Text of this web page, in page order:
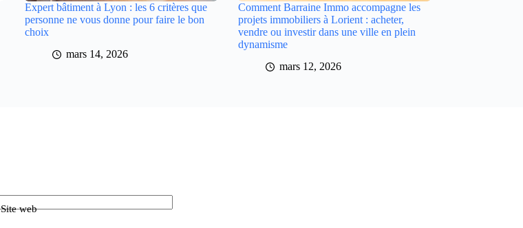
Expert bâtiment à Lyon : les 6 critères que
personne ne vous donne pour faire le bon
choix
mars 14, 2026
Comment Barraine Immo accompagne les
projets immobiliers à Lorient : acheter,
vendre ou investir dans une ville en plein
dynamisme
mars 12, 2026
Site web